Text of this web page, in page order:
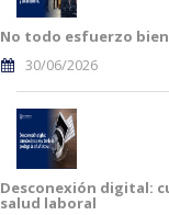
No todo esfuerzo
30/06/2026
Desconexión digital:
salud laboral